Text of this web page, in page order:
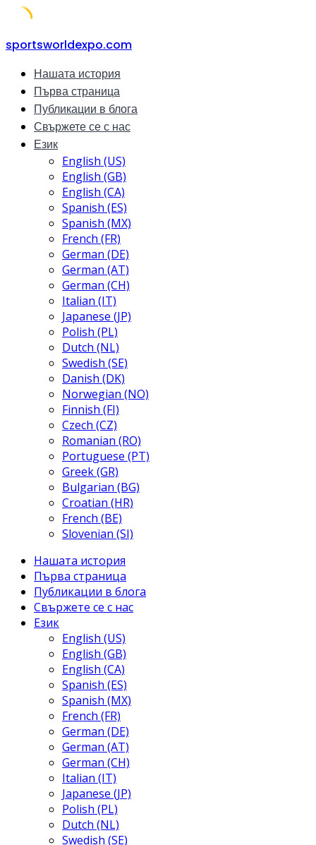
Skip
content
sportsworldexpo.com
Нашата история
Първа страница
Публикации в блога
Свържете се с нас
Език
English (US)
English (GB)
English (CA)
Spanish (ES)
Spanish (MX)
French (FR)
German (DE)
German (AT)
German (CH)
Italian (IT)
Japanese (JP)
Polish (PL)
Dutch (NL)
Swedish (SE)
Danish (DK)
Norwegian (NO)
Finnish (FI)
Czech (CZ)
Romanian (RO)
Portuguese (PT)
Greek (GR)
Bulgarian (BG)
Croatian (HR)
French (BE)
Slovenian (SI)
Нашата история
Първа страница
Публикации в блога
Свържете се с нас
Език
English (US)
English (GB)
English (CA)
Spanish (ES)
Spanish (MX)
French (FR)
German (DE)
German (AT)
German (CH)
Italian (IT)
Japanese (JP)
Polish (PL)
Dutch (NL)
Swedish (SE)